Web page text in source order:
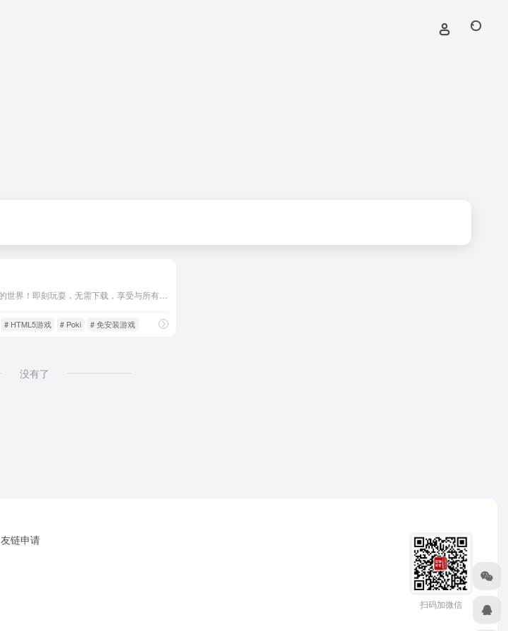
免费在线游戏的世界！即刻玩耍，无需下载，享受与所有设备兼容的游戏。
# HTML5游戏 # Poki # 免安装游戏
没有了
友链申请
扫码加微信